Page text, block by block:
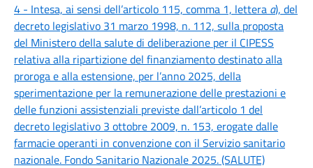
4 - Intesa, ai sensi dell’articolo 115, comma 1, lettera a), del
decreto legislativo 31 marzo 1998, n. 112, sulla proposta
del Ministero della salute di deliberazione per il CIPESS
relativa alla ripartizione del finanziamento destinato alla
proroga e alla estensione, per l’anno 2025, della
sperimentazione per la remunerazione delle prestazioni e
delle funzioni assistenziali previste dall’articolo 1 del
decreto legislativo 3 ottobre 2009, n. 153, erogate dalle
farmacie operanti in convenzione con il Servizio sanitario
nazionale. Fondo Sanitario Nazionale 2025. (SALUTE)